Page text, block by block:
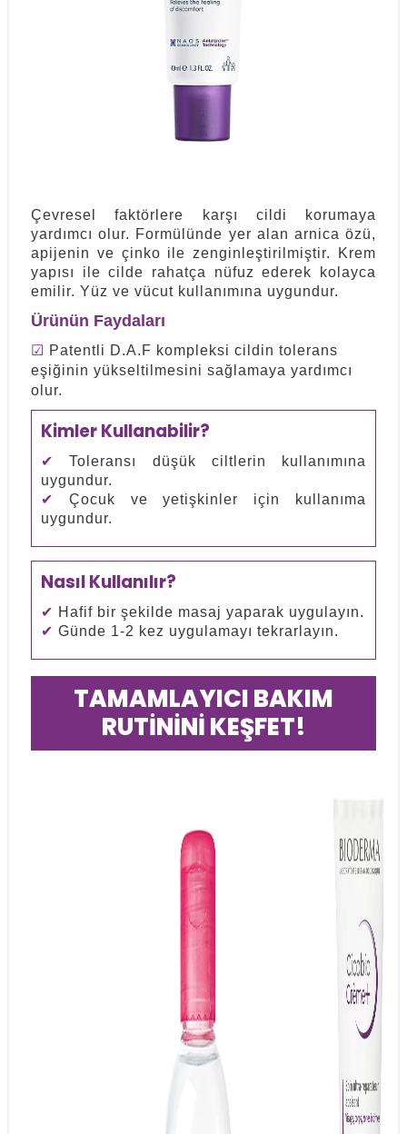
Çevresel faktörlere karşı cildi korumaya
yardımcı olur. Formülünde yer alan arnica özü,
apijenin ve çinko ile zenginleştirilmiştir. Krem
yapısı ile cilde rahatça nüfuz ederek kolayca
emilir. Yüz ve vücut kullanımına uygundur.
Ürünün Faydaları
☑ Patentli D.A.F kompleksi cildin tolerans
eşiğinin yükseltilmesini sağlamaya yardımcı
olur.
Kimler Kullanabilir?
✔
Toleransı düşük ciltlerin kullanımına
uygundur.
✔
Çocuk ve yetişkinler için kullanıma
uygundur.
Nasıl Kullanılır?
✔ Hafif bir şekilde masaj yaparak uygulayın.
✔ Günde 1-2 kez uygulamayı tekrarlayın.
TAMAMLAYICI BAKIM
RUTİNİNİ KEŞFET!